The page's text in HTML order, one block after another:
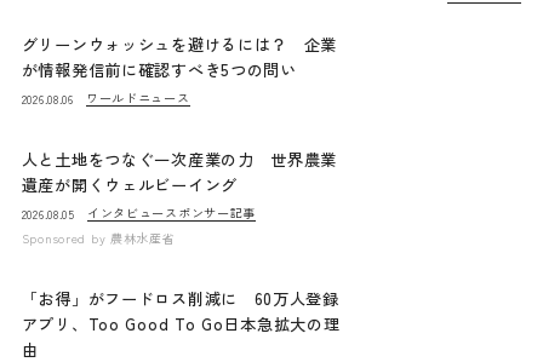
グリーンウォッシュを避けるには？ 企業
が情報発信前に確認すべき5つの問い
2026.08.06 ワールドニュース
人と土地をつなぐ一次産業の力 世界農業
遺産が開くウェルビーイング
2026.08.05 インタビュー スポンサー記事
Sponsored by 農林水産省
「お得」がフードロス削減に 60万人登録
アプリ、Too Good To Go日本急拡大の理
由